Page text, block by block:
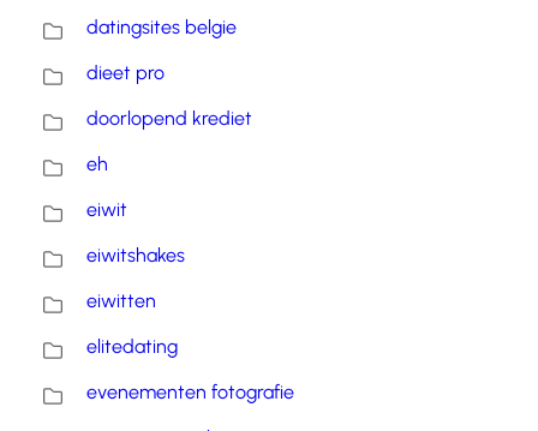
datingsites belgie
dieet pro
doorlopend krediet
eh
eiwit
eiwitshakes
eiwitten
elitedating
evenementen fotografie